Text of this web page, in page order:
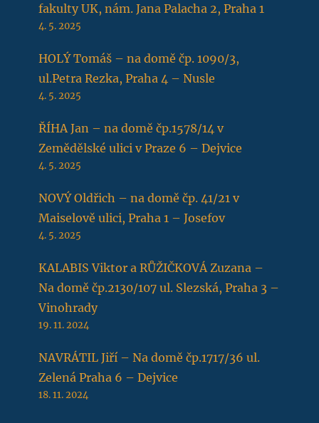
fakulty UK, nám. Jana Palacha 2, Praha 1
4. 5. 2025
HOLÝ Tomáš – na domě čp. 1090/3,
ul.Petra Rezka, Praha 4 – Nusle
4. 5. 2025
ŘÍHA Jan – na domě čp.1578/14 v
Zemědělské ulici v Praze 6 – Dejvice
4. 5. 2025
NOVÝ Oldřich – na domě čp. 41/21 v
Maiselově ulici, Praha 1 – Josefov
4. 5. 2025
KALABIS Viktor a RŮŽIČKOVÁ Zuzana –
Na domě čp.2130/107 ul. Slezská, Praha 3 –
Vinohrady
19. 11. 2024
NAVRÁTIL Jiří – Na domě čp.1717/36 ul.
Zelená Praha 6 – Dejvice
18. 11. 2024